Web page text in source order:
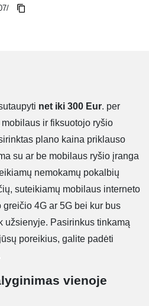
net iki 300 Eur. per
ir fiksuotojo ryšio
plano kaina priklauso
su ar be mobilaus ryšio įranga
nemokamų pokalbių
suteikiamų mobilaus interneto
4G ar 5G bei kur bus
užsienyje. Pasirinkus tinkamą
poreikius, galite padėti
vienoje